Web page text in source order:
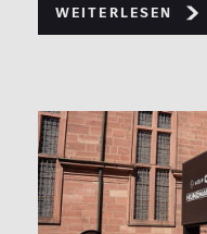
Weiterlesen